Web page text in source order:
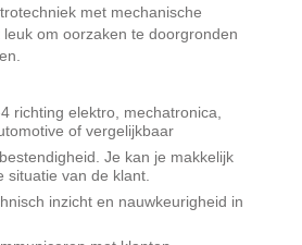
met mechanische
om oorzaken te doorgronden
richting elektro, mechatronica,
of vergelijkbaar
Je kan je makkelijk
situatie van de klant.
inzicht en nauwkeurigheid in